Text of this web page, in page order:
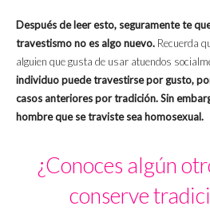
Después de leer esto, seguramente te
travestismo no es algo nuevo. Recuerda
alguien que gusta de usar atuendos
individuo puede travestirse por gusto,
casos anteriores por tradición. Sin
hombre que se traviste sea homosexual.
¿Conoces algún
conserve